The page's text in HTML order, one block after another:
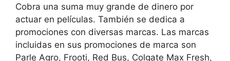
Cobra una suma muy grande de dinero por
actuar en películas. También se dedica a
promociones con diversas marcas. Las marcas
incluidas en sus promociones de marca son
Parle Agro, Frooti, Red Bus, Colgate Max Fresh,